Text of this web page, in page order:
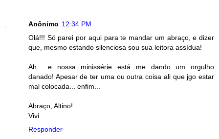
Anônimo 12:34 PM
Olá!!! Só parei por aqui para te mandar um abraço, e dizer
que, mesmo estando silenciosa sou sua leitora assídua!
Ah... e nossa minissérie está me dando um orgulho
danado! Apesar de ter uma ou outra coisa ali que jgo estar
mal colocada... enfim...
Abraço, Altino!
Vivi
Responder